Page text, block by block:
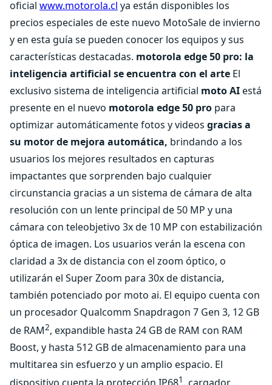
oficial www.motorola.cl ya están disponibles los
precios especiales de este nuevo MotoSale de invierno
y en esta guía se pueden conocer los equipos y sus
características destacadas. motorola edge 50 pro: la
inteligencia artificial se encuentra con el arte El
exclusivo sistema de inteligencia artificial moto AIestá
presente en el nuevo motorola edge 50 pro para
optimizar automáticamente fotos y videos gracias a
su motor de mejora automática, brindando a los
usuarios los mejores resultados en capturas
impactantes que sorprenden bajo cualquier
circunstancia gracias a un sistema de cámara de alta
resolución con un lente principal de 50 MP y una
cámara con teleobjetivo 3x de 10 MP con estabilización
óptica de imagen. Los usuarios verán la escena con
claridad a 3x de distancia con el zoom óptico, o
utilizarán el Super Zoom para 30x de distancia,
también potenciado por moto ai. El equipo cuenta con
un procesador Qualcomm Snapdragon 7 Gen 3, 12 GB
de RAM2, expandible hasta 24 GB de RAM con RAM
Boost, y hasta 512 GB de almacenamiento para una
multitarea sin esfuerzo y un amplio espacio. El
1